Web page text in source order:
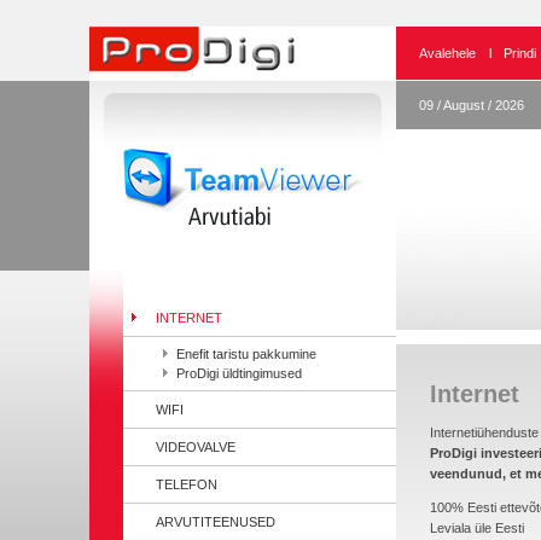
INTERNET
Enefit taristu pakkumine
ProDigi üldtingimused
WIFI
VIDEOVALVE
TELEFON
ARVUTITEENUSED
Avalehele l Prindi
09 / August / 2026
Internet
ProDigi
veendunud, et
100% Eesti
Leviala üle Eesti